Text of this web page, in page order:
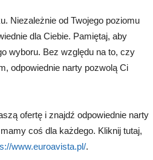
Niezależnie od Twojego poziomu
dla Ciebie. Pamiętaj, aby
wyboru. Bez względu na to, czy
odpowiednie narty pozwolą Ci
ofertę i znajdź odpowiednie narty
coś dla każdego. Kliknij tutaj,
www.euroavista.pl/.